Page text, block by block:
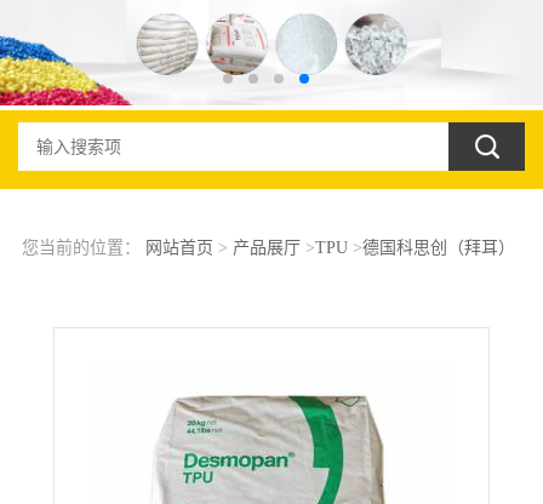
您当前的位置： 网站首页 > 产品展厅>TPU>德国科思创（拜耳）